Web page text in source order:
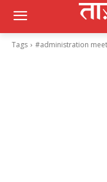
Tags #administration